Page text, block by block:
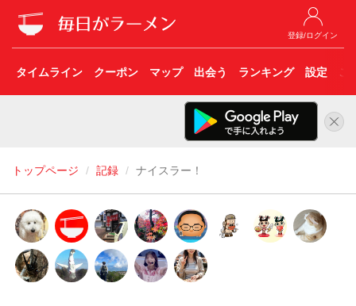
登録/ログイン
タイムライン クーポン マップ 出会う ランキング 設定 こ
トップページ 記録 ナイスラー！